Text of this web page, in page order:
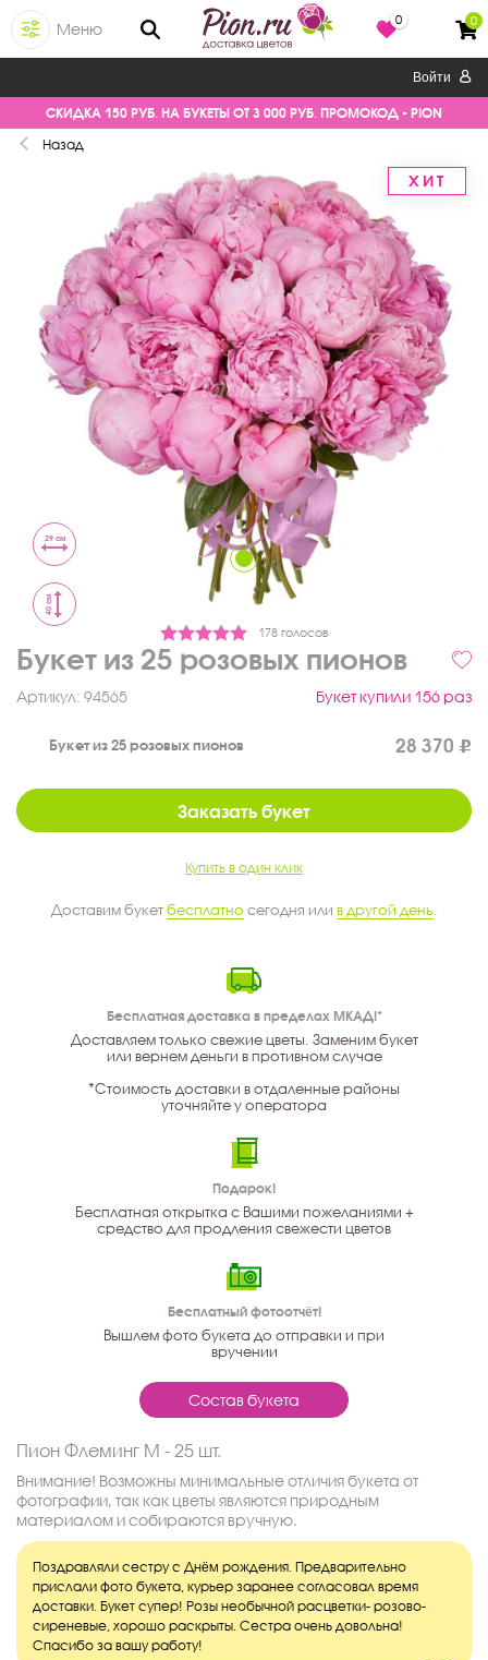
Меню
0 0
Войти
СКИДКА 150 РУБ. НА БУКЕТЫ ОТ 3 000 РУБ. ПРОМОКОД - PION
Назад
ХИТ
178 голосов
29 см
40 см
Букет из 25 розовых пионов
Артикул: 94565 Букет купили 156 раз
Букет из 25 розовых пионов 28 370
Заказать букет
Купить в один клик
Доставим букетбесплатно сегодня или в другой день
Бесплатная доставка в пределах МКАД!*
Доставляем только свежие цветы. Заменим букет
или вернем деньги в противном случае
*Стоимость доставки в отдаленные районы
уточняйте у оператора
Подарок!
Бесплатная открытка с Вашими пожеланиями +
средство для продления свежести цветов
Бесплатный фотоотчёт!
Вышлем фото букета до отправки и при
вручении
Состав букета
Пион Флеминг M - 25 шт.
Внимание! Возможны минимальные отличия букета от
фотографии, так как цветы являются природным
материалом и собираются вручную.
Поздравляли сестру с Днём рождения. Предварительно
прислали фото букета, курьер заранее согласовал время
доставки. Букет супер! Розы необычной расцветки- розово-
сиреневые, хорошо раскрыты. Сестра очень довольна!
Спасибо за вашу работу!